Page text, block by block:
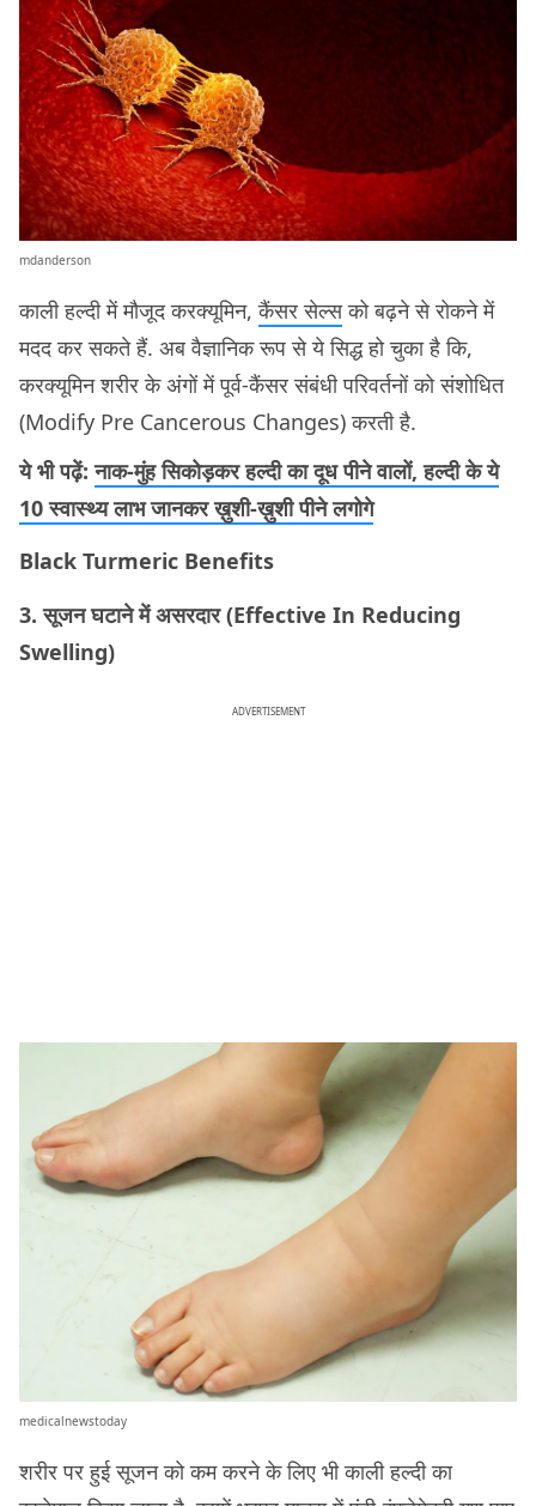
mdanderson
काली हल्दी में मौजूद करक्यूमिन,कैंसर सेल्सको बढ़ने से रोकने में
मदद कर सकते हैं. अब वैज्ञानिक रूप से ये सिद्ध हो चुका है कि,
करक्यूमिन शरीर के अंगों में पूर्व-कैंसर संबंधी परिवर्तनों को संशोधित
(Modify Pre Cancerous Changes) करती है.
ये भी पढ़ें:नाक-मुंह सिकोड़कर हल्दी का दूध पीने वालों, हल्दी के ये
10 स्वास्थ्य लाभ जानकर ख़ुशी-ख़ुशी पीने लगोगे
Black Turmeric Benefits
3. सूजन घटाने में असरदार (Effective In Reducing
Swelling)
ADVERTISEMENT
medicalnewstoday
शरीर पर हुई सूजन को कम करने के लिए भी काली हल्दी का